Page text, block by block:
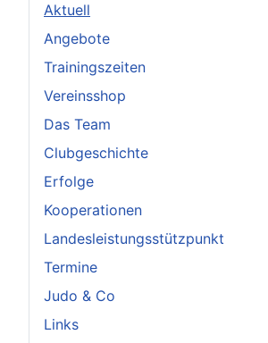
Aktuell
Angebote
Trainingszeiten
Vereinsshop
Das Team
Clubgeschichte
Erfolge
Kooperationen
Landesleistungsstützpunkt
Termine
Judo & Co
Links